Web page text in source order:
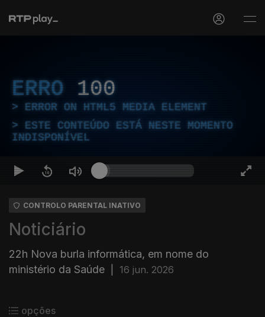
ERRO 100
ERROR ON HTML5 MEDIA ELEMENT
ESTE CONTEÚDO ESTÁ NESTE MOMENTO
INDISPONÍVEL
CONTROLO PARENTAL INATIVO
Noticiário
22h Nova burla informática, em nome do
ministério da Saúde
16 jun. 2026
opções